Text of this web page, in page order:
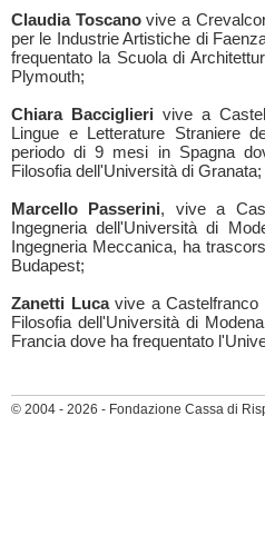
Claudia Toscanovive a
per le Industrie Artistiche di
frequentato la Scuola di
Plymouth;
Chiara Bacciglieri vive a
Lingue e Letterature Straniere
periodo di 9 mesi in Spagna
Filosofia dell'Università di Granata;
Marcello Passerini, vive a
Ingegneria dell'Università di
Ingegneria Meccanica, ha
Budapest;
Zanetti Lucavive a Castelfranco
Filosofia dell'Università di
Francia dove ha frequentato
© 2004 - 2026 - Fondazione Cassa di